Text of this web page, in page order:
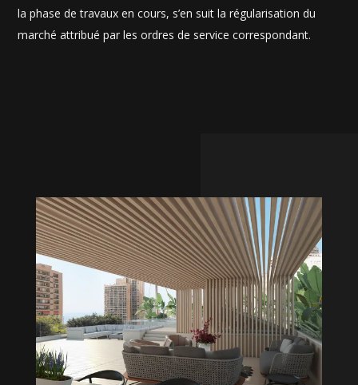
la phase de travaux en cours, s’en suit la régularisation du
marché attribué par les ordres de service correspondant.